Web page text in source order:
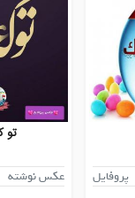
پروفایل
تو
عکس نوشته